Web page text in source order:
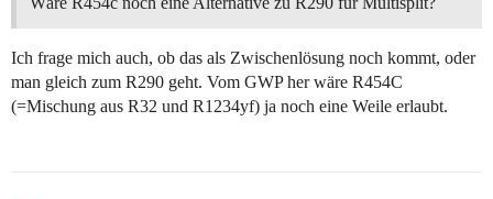
Ich frage mich auch, ob das als Zwischenlösung noch kommt, oder
man gleich zum R290 geht. Vom GWP her wäre R454C
(=Mischung aus R32 und R1234yf) ja noch eine Weile erlaubt.